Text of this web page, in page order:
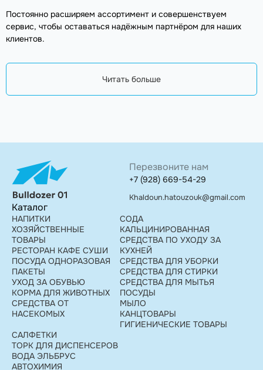
Постоянно расширяем ассортимент и совершенствуем
сервис, чтобы оставаться надёжным партнёром для наших
клиентов.
Читать больше
Каталог
НАПИТКИ
ХОЗЯЙСТВЕННЫЕ
ТОВАРЫ
РЕСТОРАН КАФЕ СУШИ
ПОСУДА ОДНОРАЗОВАЯ
ПАКЕТЫ
УХОД ЗА ОБУВЬЮ
КОРМА ДЛЯ ЖИВОТНЫХ
СРЕДСТВА ОТ
НАСЕКОМЫХ
СОДА
КАЛЬЦИНИРОВАННАЯ
СРЕДСТВА ПО УХОДУ ЗА
КУХНЕЙ
СРЕДСТВА ДЛЯ УБОРКИ
СРЕДСТВА ДЛЯ СТИРКИ
СРЕДСТВА ДЛЯ МЫТЬЯ
ПОСУДЫ
МЫЛО
КАНЦТОВАРЫ
ГИГИЕНИЧЕСКИЕ ТОВАРЫ
САЛФЕТКИ
ТОРК ДЛЯ ДИСПЕНСЕРОВ
ВОДА ЭЛЬБРУС
АВТОХИМИЯ
Перезвоните нам
+7 (928) 669-54-29
Khaldoun.hatouzouk@gmail.com